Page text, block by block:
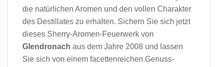
die natürlichen Aromen und den vollen Charakter
des Destillates zu erhalten. Sichern Sie sich jetzt
dieses Sherry-Aromen-Feuerwerk von
Glendronach aus dem Jahre 2008 und lassen
Sie sich von einem facettenreichen Genuss-